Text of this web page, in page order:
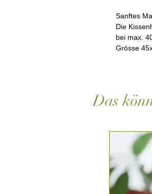
Sanftes
Die
bei max.
Grösse
Das